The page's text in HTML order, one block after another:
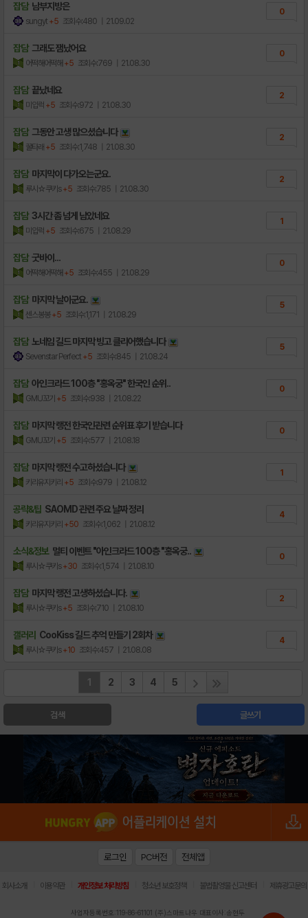
잡담 남부지방은
sungyt +5 조회수:480 | 21.09.02
0
잡담 그래도 잼났어요
어떡해어떡해 +5 조회수:769 | 21.08.30
0
잡담 끝났네요
미입럭 +5 조회수:972 | 21.08.30
2
잡담 그동안 고생 많으셨습니다
꿀타래 +5 조회수:1,748 | 21.08.30
2
잡담 마지막이 다가오는군요.
루시☆쿠키s+5 조회수:785 | 21.08.30
2
잡담 3시간 좀 넘게 남았네요
미입럭 +5 조회수:675 | 21.08.29
1
잡담 굿바이...
어떡해어떡해 +5 조회수:455 | 21.08.29
0
잡담 마지막 날이군요.
센스봉봉 +5 조회수:1,171 | 21.08.29
5
잡담 노네임 길드 마지막 빙고 클리어했습니다
Sevenstar Perfect +5 조회수:845 | 21.08.24
5
잡담 아인크라드 100층 "홍옥궁" 한국인 순위..
GMU꼬기 +5 조회수:938 | 21.08.22
0
잡담 마지막 랭전 한국인관련 순위표 후기 받습니다
GMU꼬기 +5 조회수:577 | 21.08.18
0
잡담 마지막 랭전 수고하셨습니다
키리유지키리 +5 조회수:979 | 21.08.12
1
공략&팁 SAOMD 관련 주요 날짜 정리
키리유지키리 +50 조회수:1,062 | 21.08.12
4
소식&정보 멀티 이벤트 "아인크라드 100층 "홍옥궁..
루시☆쿠키s+30 조회수:1,574 | 21.08.10
0
잡담 마지막 랭전 고생하셨습니다.
루시☆쿠키s+5 조회수:710 | 21.08.10
2
갤러리 CooKiss 길드 추억 만들기 2회차
루시☆쿠키s+10 조회수:457 | 21.08.08
4
1 2 3 4 5
검색 글쓰기
로그인 PC버전 전체앱
회사소개 이용약관 개인정보 처리방침 청소년 보호정책 불법촬영물 신고센터 제휴광고문의
사업자등록번호:119-86-61101 (주)스마트나우 대표이사:송현두